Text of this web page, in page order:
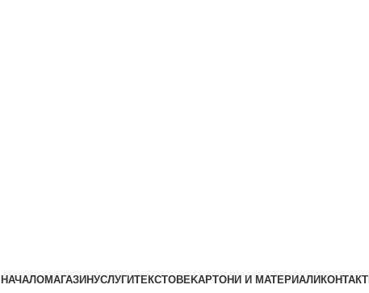
НАЧАЛОМАГАЗИНУСЛУГИТЕКСТОВЕKАРТОНИ И МАТЕРИАЛИ